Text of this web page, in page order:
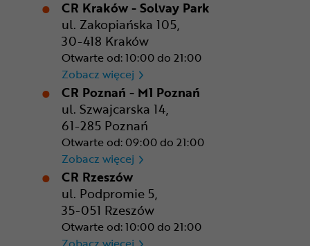
CR Kraków - Solvay Park
ul. Zakopiańska 105,
30-418 Kraków
Otwarte od: 10:00 do 21:00
Zobacz więcej CR Kraków - Solvay Park
CR Poznań - M1 Poznań
ul. Szwajcarska 14,
61-285 Poznań
Otwarte od: 09:00 do 21:00
Zobacz więcej CR Poznań - M1 Poznań
CR Rzeszów
ul. Podpromie 5,
35-051 Rzeszów
Otwarte od: 10:00 do 21:00